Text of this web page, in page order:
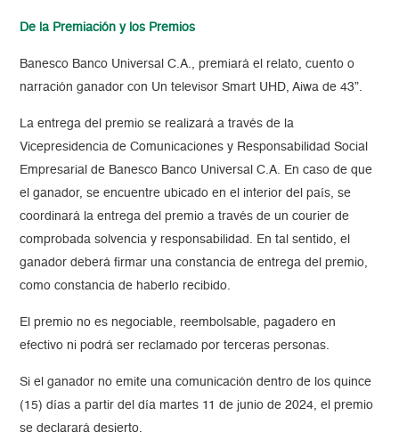
De la Premiación y los Premios
Banesco Banco Universal C.A., premiará el relato, cuento o
narración ganador con Un televisor Smart UHD, Aiwa de 43”.
La entrega del premio se realizará a través de la
Vicepresidencia de Comunicaciones y Responsabilidad Social
Empresarial de Banesco Banco Universal C.A. En caso de que
el ganador, se encuentre ubicado en el interior del país, se
coordinará la entrega del premio a través de un courier de
comprobada solvencia y responsabilidad. En tal sentido, el
ganador deberá firmar una constancia de entrega del premio,
como constancia de haberlo recibido.
El premio no es negociable, reembolsable, pagadero en
efectivo ni podrá ser reclamado por terceras personas.
Si el ganador no emite una comunicación dentro de los quince
(15) días a partir del día martes 11 de junio de 2024, el premio
se declarará desierto.